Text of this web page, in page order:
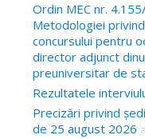
Ordin MEC nr.
Metodologiei
concursului pentru
director adjunct
preuniversitar de
Rezultatele
Precizări privind
de 25 august 2026